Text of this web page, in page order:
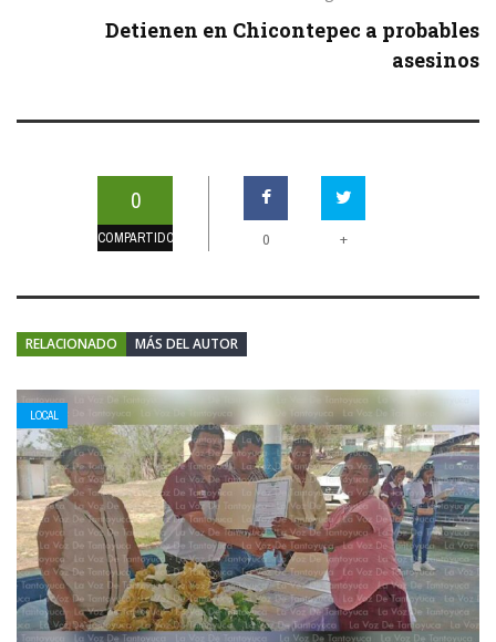
Detienen en Chicontepec a probables
asesinos
0
COMPARTIDOS 0 +
RELACIONADO MÁS DEL AUTOR
LOCAL